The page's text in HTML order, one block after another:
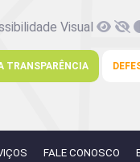
Visual
TRANSPARÊNCIA
FALE CONOSCO